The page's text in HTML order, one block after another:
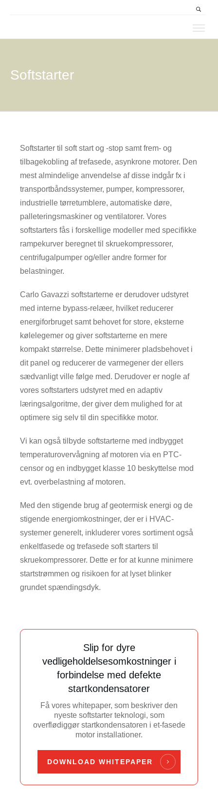
Softstarter
Softstarter til soft start og -stop samt frem- og
tilbagekobling af trefasede, asynkrone motorer. Den
mest almindelige anvendelse af disse indgår fx i
transportbåndssystemer, pumper, kompressorer,
industrielle tørretumblere, automatiske døre,
palleteringsmaskiner og ventilatorer. Vores
softstarters fås i forskellige modeller med specifikke
rampekurver beregnet til skruekompressorer,
centrifugalpumper og/eller andre former for
belastninger.
Carlo Gavazzi softstarterne er derudover udstyret
med interne bypass-relæer, hvilket reducerer
energiforbruget samt behovet for store, eksterne
kølelegemer og giver softstarterne en mere
kompakt størrelse. Dette minimerer pladsbehovet i
dit panel og reducerer de varmegener der ellers
sædvanligt ville følge med. Derudover er nogle af
vores softstarters udstyret med en adaptiv
læringsalgoritme, der giver dem mulighed for at
optimere sig selv til din specifikke motor.
Vi kan også tilbyde softstarterne med indbygget
temperaturovervågning af motoren via en PTC-
censor og en indbygget klasse 10 beskyttelse mod
evt. overbelastning af motoren.
Med den stigende brug af geotermisk energi og de
stigende energiomkostninger, der er i HVAC-
systemer generelt, inkluderer vores sortiment også
enkeltfasede og trefasede soft starters til
skruekompressorer. Dette er for at kunne minimere
startstrømmen og risikoen for at lyset blinker
grundet spændingsdyk.
Slip for dyre
vedligeholdelsesomkostninger i
forbindelse med defekte
startkondensatorer
Få vores whitepaper, som beskriver den
nyeste softstarter teknologi, som
overflødiggør startkondensatoren i et-fasede
motor installationer.
DOWNLOAD WHITEPAPER